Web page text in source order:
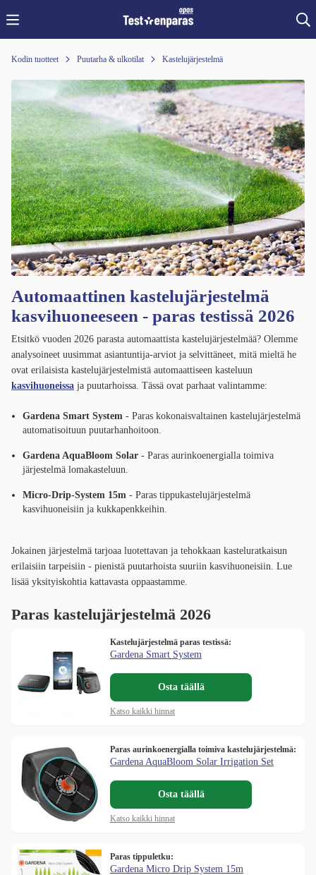
Kodin tuotteet Puutarha & ulkotilat Kastelujärjestelmä
Automaattinen kastelujärjestelmä
kasvihuoneeseen - paras testissä 2026
Etsitkö vuoden 2026 parasta automaattista kastelujärjestelmää? Olemme
analysoineet uusimmat asiantuntija-arviot ja selvittäneet, mitä mieltä he
ovat erilaisista kastelujärjestelmistä automaattiseen kasteluun
kasvihuoneissa ja puutarhoissa. Tässä ovat parhaat valintamme:
Gardena Smart System - Paras kokonaisvaltainen kastelujärjestelmä
automatisoituun puutarhanhoitoon.
Gardena AquaBloom Solar - Paras aurinkoenergialla toimiva
järjestelmä lomakasteluun.
Micro-Drip-System 15m - Paras tippukastelujärjestelmä
kasvihuoneisiin ja kukkapenkkeihin.
Jokainen järjestelmä tarjoaa luotettavan ja tehokkaan kasteluratkaisun
erilaisiin tarpeisiin - pienistä puutarhoista suuriin kasvihuoneisiin. Lue
lisää yksityiskohtia kattavasta oppaastamme.
Paras kastelujärjestelmä 2026
Kastelujärjestelmä paras testissä:
Gardena Smart System
Osta täällä
Katso kaikki hinnat
Paras aurinkoenergialla toimiva kastelujärjestelmä:
Gardena AquaBloom Solar Irrigation Set
Osta täällä
Katso kaikki hinnat
Paras tippuletku:
Gardena Micro Drip System 15m